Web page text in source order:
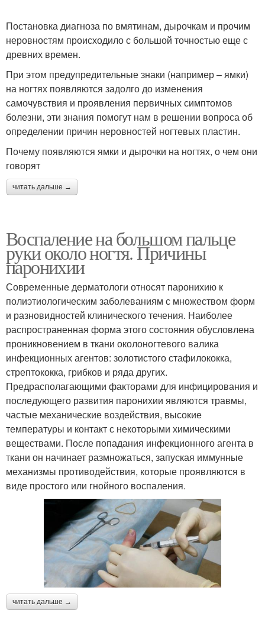
Постановка диагноза по вмятинам, дырочкам и прочим
неровностям происходило с большой точностью еще с
древних времен.
При этом предупредительные знаки (например – ямки)
на ногтях появляются задолго до изменения
самочувствия и проявления первичных симптомов
болезни, эти знания помогут нам в решении вопроса об
определении причин неровностей ногтевых пластин.
Почему появляются ямки и дырочки на ногтях, о чем они
говорят
читать дальше →
Воспаление на большом пальце
руки около ногтя. Причины
паронихии
Современные дерматологи относят паронихию к
полиэтиологическим заболеваниям с множеством форм
и разновидностей клинического течения. Наиболее
распространенная форма этого состояния обусловлена
проникновением в ткани околоногтевого валика
инфекционных агентов: золотистого стафилококка,
стрептококка, грибков и ряда других.
Предрасполагающими факторами для инфицирования и
последующего развития паронихии являются травмы,
частые механические воздействия, высокие
температуры и контакт с некоторыми химическими
веществами. После попадания инфекционного агента в
ткани он начинает размножаться, запуская иммунные
механизмы противодействия, которые проявляются в
виде простого или гнойного воспаления.
читать дальше →